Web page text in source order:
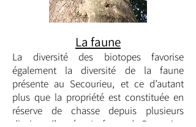
La faune
La diversité des biotopes favorise
également la diversité de la faune
présente au Secourieu, et ce d’autant
plus que la propriété est constituée en
réserve de chasse depuis plusieurs
dizaines d’années. La faune du Secourieu